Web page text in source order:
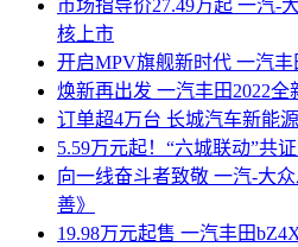
市场指导价27.49万起 一汽-
核上市
开启MPV旗舰新时代 一汽
焕新再出发 一汽丰田2022全
订单超4万台 长城汽车新能
5.59万元起！“六城联动”共
向一线奋斗者致敬 一汽-大
善》
19.98万元起售 一汽丰田